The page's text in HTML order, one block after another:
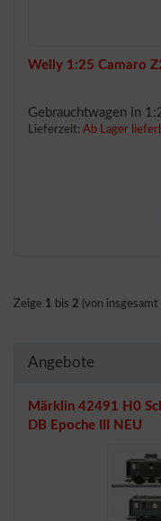
Welly 1:25 Camaro
Gebrauchtwagen in
Lieferzeit: Ab Lager
Zeige 1 bis 2 (von insgesamt
Angebote
Märklin 42491 H0
DB Epoche III NEU